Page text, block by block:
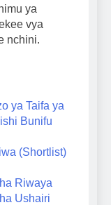
ya
vya
nchini.
ya Taifa ya
Bunifu
(Shortlist)
Riwaya
Ushairi